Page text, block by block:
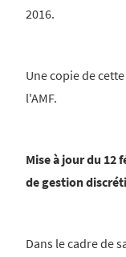
2016.
Une copie de
l'AMF.
Mise à jour du 12
de gestion
Dans le cadre de